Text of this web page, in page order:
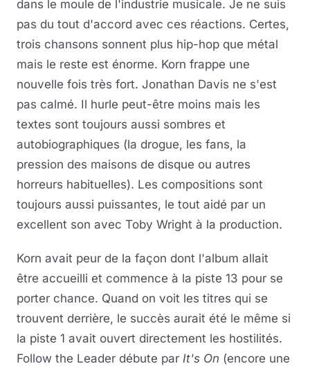
dans le moule de l'industrie musicale. Je ne suis
pas du tout d'accord avec ces réactions. Certes,
trois chansons sonnent plus hip-hop que métal
mais le reste est énorme. Korn frappe une
nouvelle fois très fort. Jonathan Davis ne s'est
pas calmé. Il hurle peut-être moins mais les
textes sont toujours aussi sombres et
autobiographiques (la drogue, les fans, la
pression des maisons de disque ou autres
horreurs habituelles). Les compositions sont
toujours aussi puissantes, le tout aidé par un
excellent son avec Toby Wright à la production.
Korn avait peur de la façon dont l'album allait
être accueilli et commence à la piste 13 pour se
porter chance. Quand on voit les titres qui se
trouvent derrière, le succès aurait été le même si
la piste 1 avait ouvert directement les hostilités.
Follow the Leader débute par It's On (encore une